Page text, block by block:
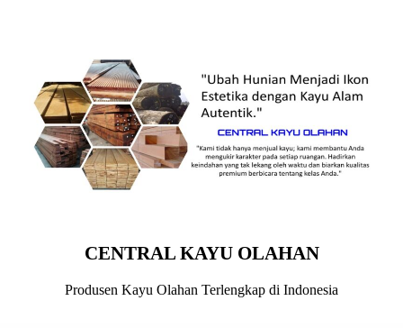
content
CENTRAL KAYU OLAHAN
Produsen Kayu Olahan Terlengkap di Indonesia